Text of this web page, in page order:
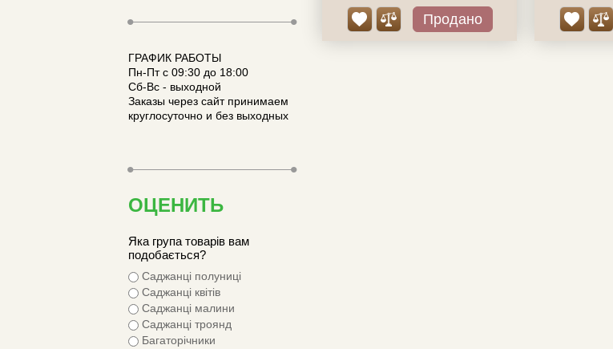
ГРАФИК РАБОТЫ
Пн-Пт с 09:30 до 18:00
Сб-Вс - выходной
Заказы через сайт принимаем
круглосуточно и без выходных
ОЦЕНИТЬ
Яка група товарів вам
подобається?
Саджанці полуниці
Саджанці квітів
Саджанці малини
Саджанці троянд
Багаторічники
Продано